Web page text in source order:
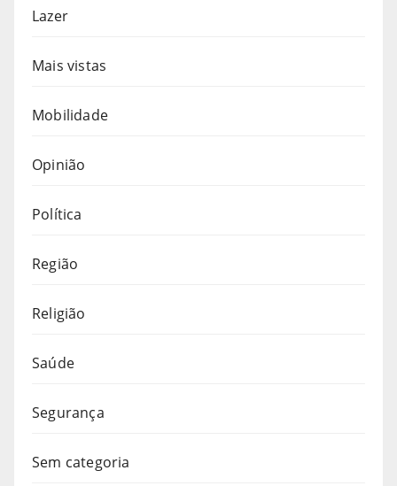
Lazer
Mais vistas
Mobilidade
Opinião
Política
Região
Religião
Saúde
Segurança
Sem categoria